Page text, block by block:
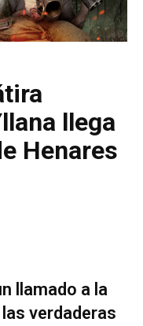
llega
Henares
llamado a la
verdaderas